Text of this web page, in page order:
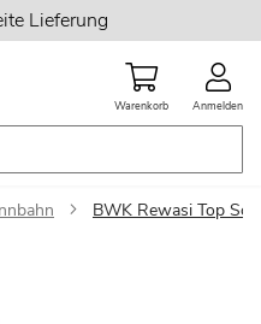
Lieferung
Warenkorb Anmelden
BWK Rewasi Top